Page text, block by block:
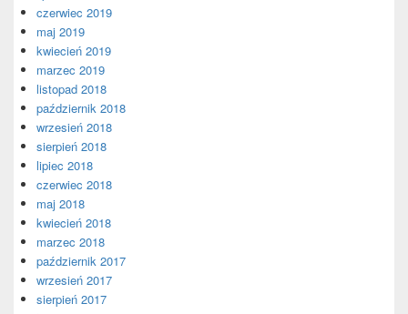
czerwiec 2019
maj 2019
kwiecień 2019
marzec 2019
listopad 2018
październik 2018
wrzesień 2018
sierpień 2018
lipiec 2018
czerwiec 2018
maj 2018
kwiecień 2018
marzec 2018
październik 2017
wrzesień 2017
sierpień 2017